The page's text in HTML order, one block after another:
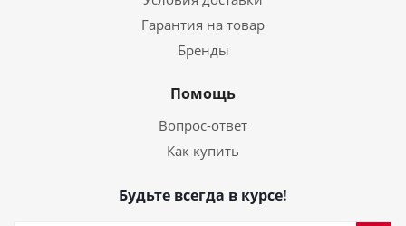
Гарантия на товар
Бренды
Помощь
Вопрос-ответ
Как купить
Будьте всегда в курсе!